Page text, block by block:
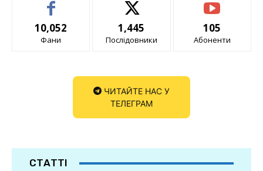
10,052
Фани
1,445
Послідовники
105
Абоненти
ЧИТАЙТЕ НАС У
ТЕЛЕГРАМ
СТАТТІ